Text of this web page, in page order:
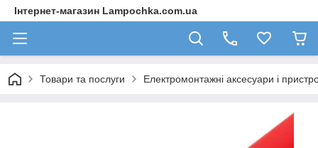
Інтернет-магазин Lampochka.com.ua
Товари та послуги Електромонтажні аксесуари і